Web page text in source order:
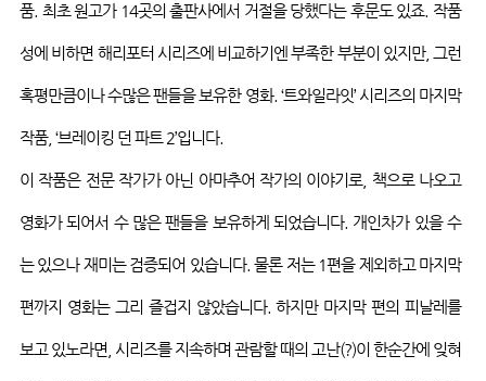
품. 최초 원고가 14곳의 출판사에서 거절을 당했다는 후문도 있죠 작품
성에 비하면 해리포터 시리즈에 비교하기엔 부족한 부분이 있지만, 그런
혹평만큼이나 수많은 팬들을 보유한 영화. ‘트와일라잇’시리즈의 마지막
작품, ‘브레이킹 던 파트 2’입니다.
이 작품은 전문 작가가 아닌 아마추어 작가의 이야기로 책으로 나오고
영화가 되어서 수 많은 팬들을 보유하게 되었습니다. 개인차가 있을 수
는 있으나 재미는 검증되어 있습니다.물론 저는 1편을 제외하고 마지막
편까지 영화는 그리 즐겁지 않았습니다.하지만 마지막 편의 피날레를
보고 있노라면 시리즈를 지속하며 관람할 때의 고난(?)이 한순간에 잊혀